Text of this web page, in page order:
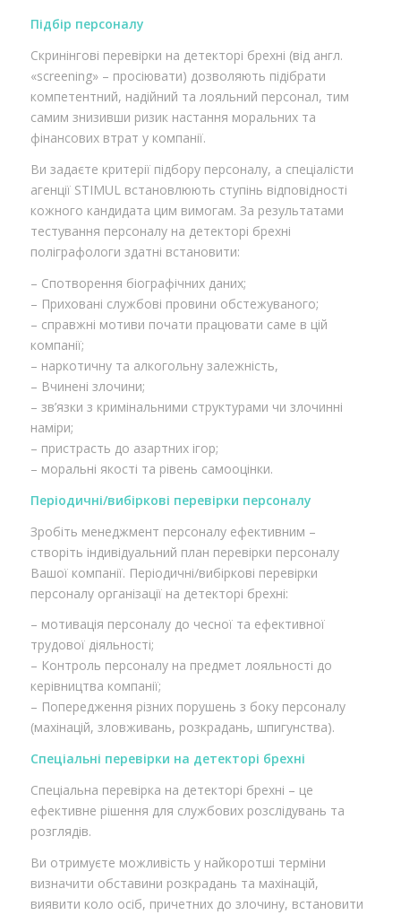
Підбір персоналу
Скринінгові перевірки на детекторі брехні (від англ.
«screening» – просіювати) дозволяють підібрати
компетентний, надійний та лояльний персонал, тим
самим знизивши ризик настання моральних та
фінансових втрат у компанії.
Ви задаєте критерії підбору персоналу, а спеціалісти
агенції STIMUL встановлюють ступінь відповідності
кожного кандидата цим вимогам. За результатами
тестування персоналу на детекторі брехні
поліграфологи здатні встановити:
– Спотворення біографічних даних;
– Приховані службові провини обстежуваного;
– справжні мотиви почати працювати саме в цій
компанії;
– наркотичну та алкогольну залежність,
– Вчинені злочини;
– зв’язки з кримінальними структурами чи злочинні
наміри;
– пристрасть до азартних ігор;
– моральні якості та рівень самооцінки.
Періодичні/вибіркові перевірки персоналу
Зробіть менеджмент персоналу ефективним –
створіть індивідуальний план перевірки персоналу
Вашої компанії. Періодичні/вибіркові перевірки
персоналу організації на детекторі брехні:
– мотивація персоналу до чесної та ефективної
трудової діяльності;
– Контроль персоналу на предмет лояльності до
керівництва компанії;
– Попередження різних порушень з боку персоналу
(махінацій, зловживань, розкрадань, шпигунства).
Спеціальні перевірки на детекторі брехні
Спеціальна перевірка на детекторі брехні – це
ефективне рішення для службових розслідувань та
розглядів.
Ви отримуєте можливість у найкоротші терміни
визначити обставини розкрадань та махінацій,
виявити коло осіб, причетних до злочину, встановити